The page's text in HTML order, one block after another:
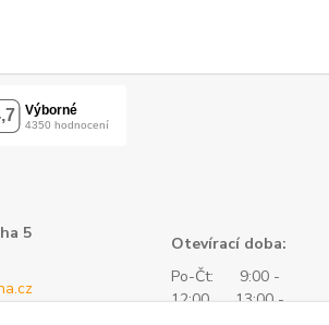
5
Otevírací doba:
Po-Čt: 9:00 -
12:00 13:00 -